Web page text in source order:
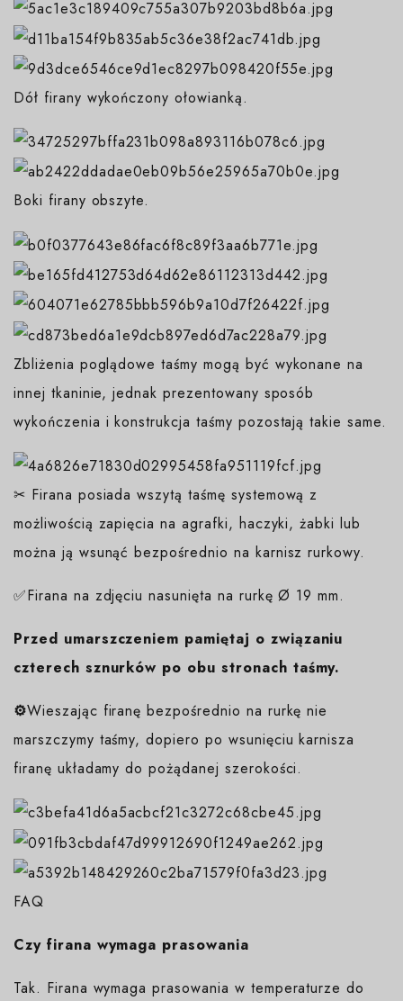
Dół firany wykończony ołowianką.
Boki firany obszyte.
Zbliżenia poglądowe taśmy mogą być wykonane na
innej tkaninie, jednak prezentowany sposób
wykończenia i konstrukcja taśmy pozostają takie same.
✂ Firana posiada wszytą taśmę systemową z
możliwością zapięcia na agrafki, haczyki, żabki lub
można ją wsunąć bezpośrednio na karnisz rurkowy.
✅Firana na zdjęciu nasunięta na rurkę Ø 19 mm.
Przed umarszczeniem pamiętaj o związaniu
czterech sznurków po obu stronach taśmy.
⚙️Wieszając firanę bezpośrednio na rurkę nie
marszczymy taśmy, dopiero po wsunięciu karnisza
firanę układamy do pożądanej szerokości.
FAQ
Czy firana wymaga prasowania
Tak. Firana wymaga prasowania w temperaturze do